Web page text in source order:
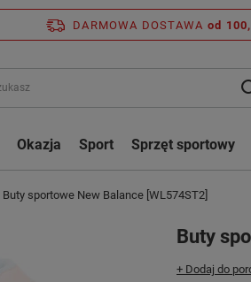
DARMOWA DOSTAWA od
Okazja Sport Sprzęt sportowy
Buty sportowe New Balance [WL574ST2]
Buty
+ Dodaj do